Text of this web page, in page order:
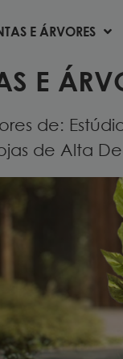
E ÁRVORES
E ÁRVORES
E
de:
de Alta